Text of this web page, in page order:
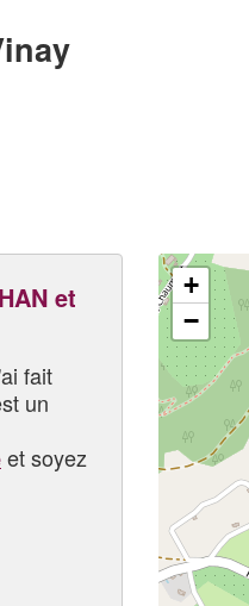
et
fait
un
et soyez
+
−